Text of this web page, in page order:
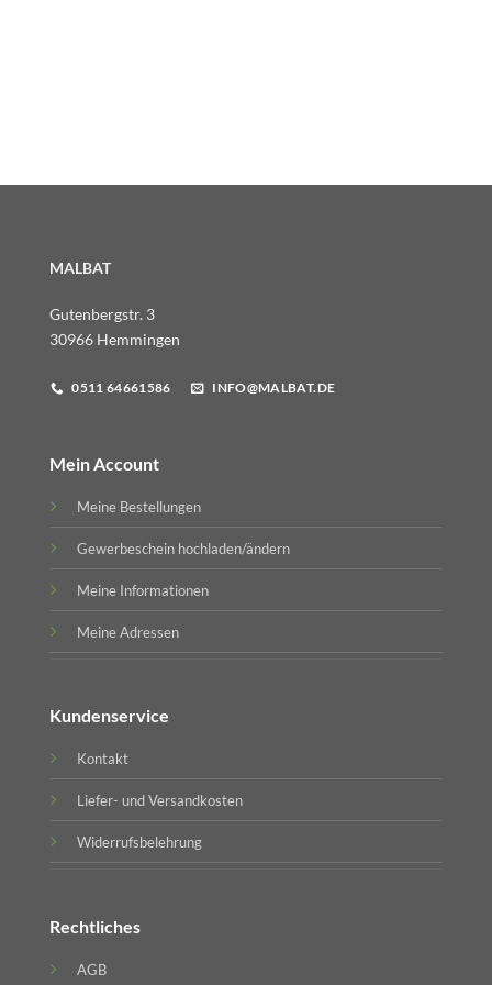
MALBAT
Gutenbergstr. 3
30966 Hemmingen
0511 64661586 INFO@MALBAT.DE
Mein Account
Meine Bestellungen
Gewerbeschein hochladen/ändern
Meine Informationen
Meine Adressen
Kundenservice
Kontakt
Liefer- und Versandkosten
Widerrufsbelehrung
Rechtliches
AGB